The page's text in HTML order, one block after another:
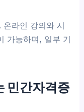
라인 강의와 시
가능하며, 일부 기
민간자격증